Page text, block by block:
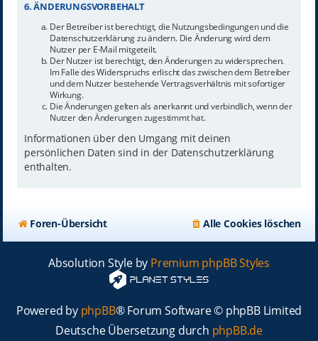
6. ÄNDERUNGSVORBEHALT
Der Betreiber ist berechtigt, die Nutzungsbedingungen und die
Datenschutzerklärung zu ändern. Die Änderung wird dem
Nutzer per E-Mail mitgeteilt.
Der Nutzer ist berechtigt, den Änderungen zu widersprechen.
Im Falle des Widerspruchs erlischt das zwischen dem Betreiber
und dem Nutzer bestehende Vertragsverhältnis mit sofortiger
Wirkung.
Die Änderungen gelten als anerkannt und verbindlich, wenn der
Nutzer den Änderungen zugestimmt hat.
Informationen über den Umgang mit deinen
persönlichen Daten sind in der Datenschutzerklärung
enthalten.
Foren-Übersicht Alle Cookies löschen
Absolution Style by Premium phpBB Styles
Powered by phpBB® Forum Software © phpBB Limited
Deutsche Übersetzung durch phpBB.de